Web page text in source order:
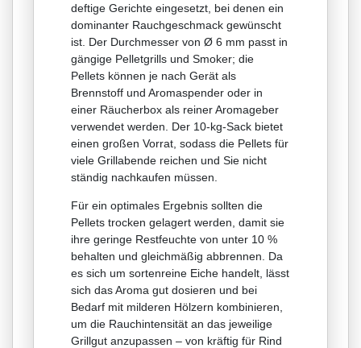
deftige Gerichte eingesetzt, bei denen ein
dominanter Rauchgeschmack gewünscht
ist. Der Durchmesser von Ø 6 mm passt in
gängige Pelletgrills und Smoker; die
Pellets können je nach Gerät als
Brennstoff und Aromaspender oder in
einer Räucherbox als reiner Aromageber
verwendet werden. Der 10-kg-Sack bietet
einen großen Vorrat, sodass die Pellets für
viele Grillabende reichen und Sie nicht
ständig nachkaufen müssen.
Für ein optimales Ergebnis sollten die
Pellets trocken gelagert werden, damit sie
ihre geringe Restfeuchte von unter 10 %
behalten und gleichmäßig abbrennen. Da
es sich um sortenreine Eiche handelt, lässt
sich das Aroma gut dosieren und bei
Bedarf mit milderen Hölzern kombinieren,
um die Rauchintensität an das jeweilige
Grillgut anzupassen – von kräftig für Rind